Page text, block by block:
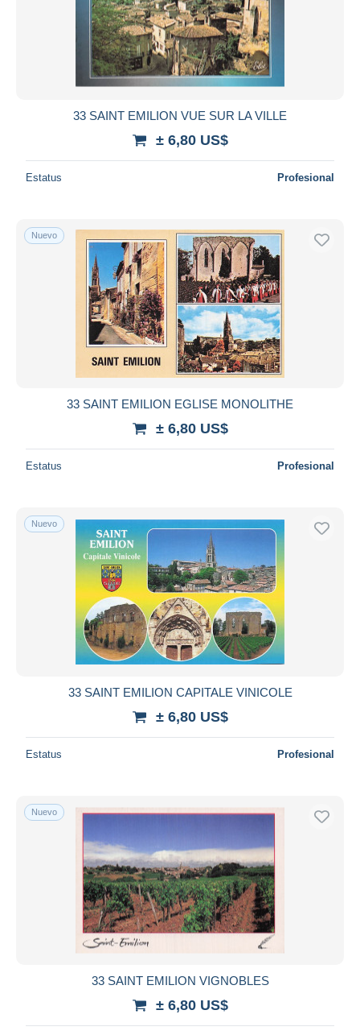
33 SAINT EMILION VUE SUR LA VILLE
± 6,80 US$
Estatus Profesional
Nuevo
33 SAINT EMILION EGLISE MONOLITHE
± 6,80 US$
Estatus Profesional
Nuevo
33 SAINT EMILION CAPITALE VINICOLE
± 6,80 US$
Estatus Profesional
Nuevo
33 SAINT EMILION VIGNOBLES
± 6,80 US$